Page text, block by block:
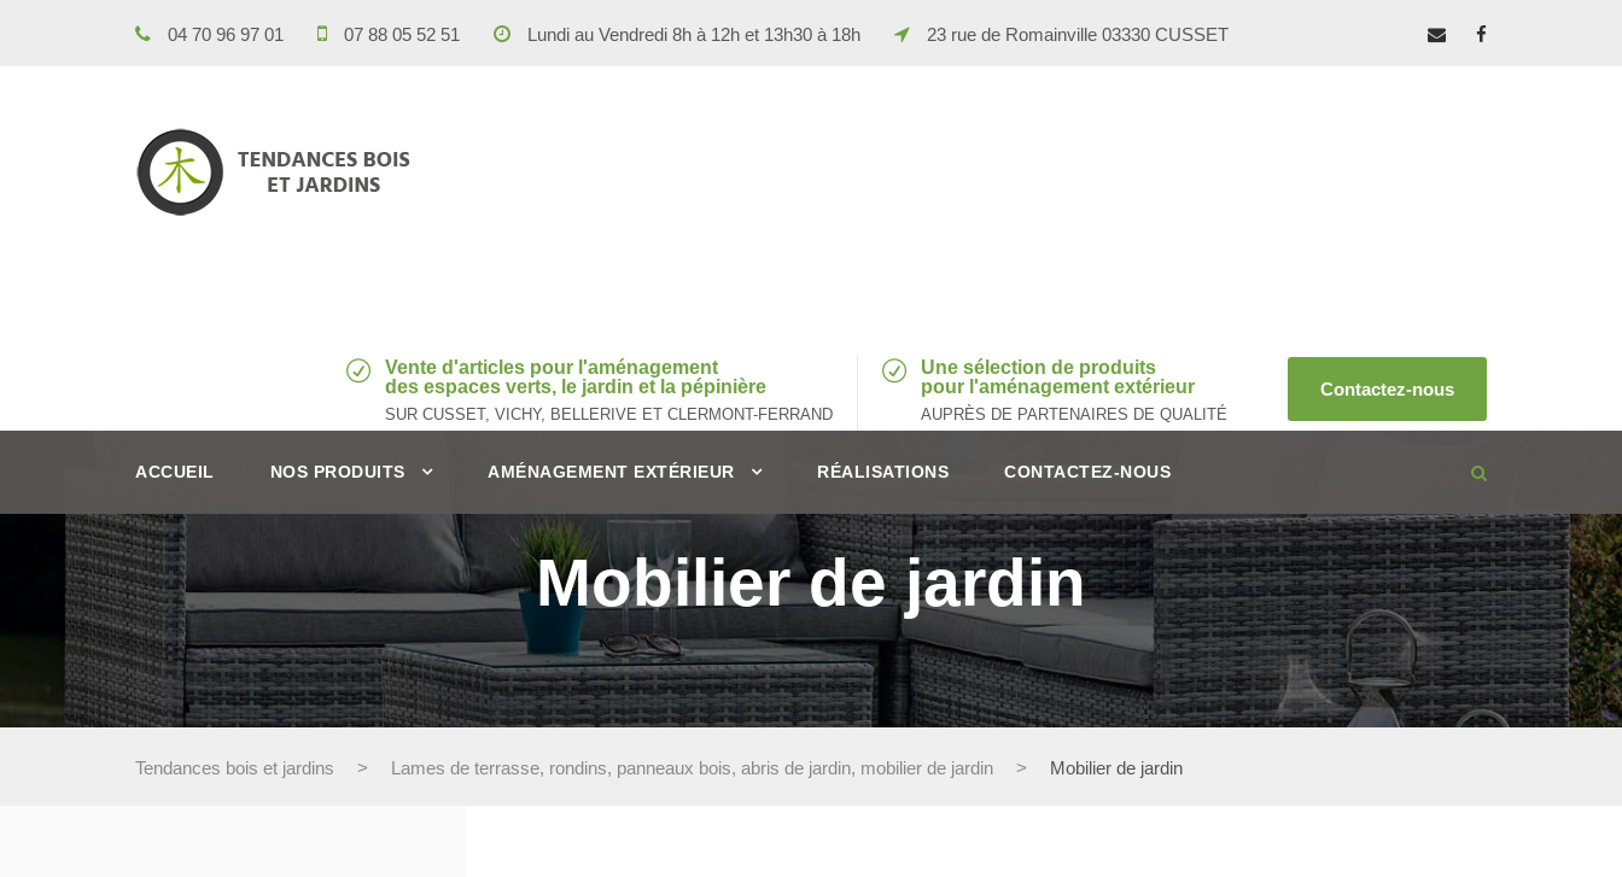
04 70 96 97 01 07 88 05 52 51 Lundi au Vendredi 8h à 12h et 13h30 à 18h 23 rue de Romainville 03330 CUSSET
Vente d'articles pour l'aménagement
des espaces verts, le jardin et la pépinière
SUR CUSSET, VICHY, BELLERIVE ET CLERMONT-FERRAND
Une sélection de produits
pour l'aménagement extérieur
AUPRÈS DE PARTENAIRES DE QUALITÉ
Contactez-nous
ACCUEIL NOS PRODUITS AMÉNAGEMENT EXTÉRIEUR RÉALISATIONS CONTACTEZ-NOUS
Mobilier de jardin
Tendances bois et jardins > Lames de terrasse, rondins, panneaux bois, abris de jardin, mobilier de jardin > Mobilier de jardin